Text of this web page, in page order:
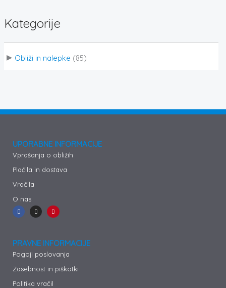
Kategorije
Obliži in nalepke (85)
UPORABNE INFORMACIJE
Vprašanja o obližih
Plačila in dostava
Vračila
O nas
F
a
c
o
k
f
I
n
s
r
a
P
i
n
e
s
PRAVNE INFORMACIJE
Pogoji poslovanja
Zasebnost in piškotki
Politika vračil